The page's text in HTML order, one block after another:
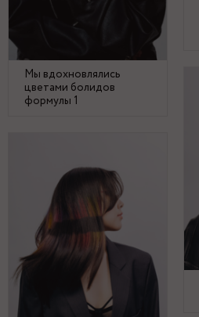
Мы вдохновлялись
цветами болидов
формулы 1